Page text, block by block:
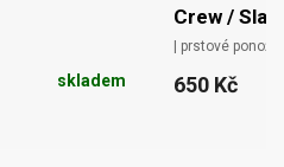
skladem
Crew /
| prstové
650 Kč